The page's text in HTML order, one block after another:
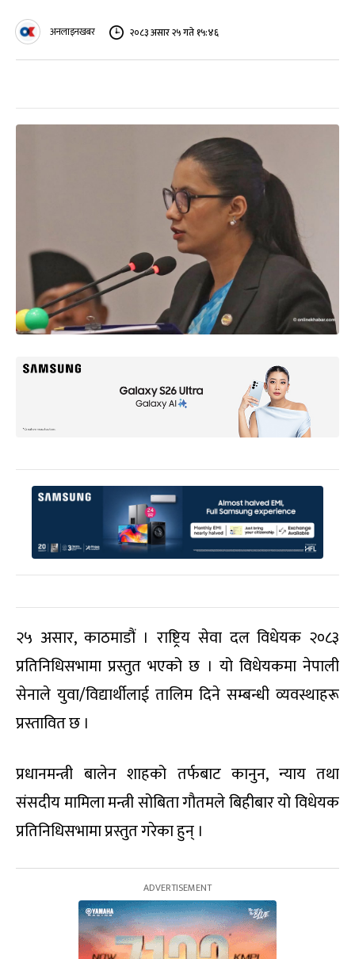
अनलाइनखबर २०८३ असार २५ गते १५:४६
२५ असार, काठमाडौं । राष्ट्रिय सेवा दल विधेयक २०८३
प्रतिनिधिसभामा प्रस्तुत भएको छ । यो विधेयकमा नेपाली
सेनाले युवा/विद्यार्थीलाई तालिम दिने सम्बन्धी व्यवस्थाहरू
प्रस्तावित छ ।
प्रधानमन्त्री बालेन शाहको तर्फबाट कानुन, न्याय तथा
संसदीय मामिला मन्त्री सोबिता गौतमले बिहीबार यो विधेयक
प्रतिनिधिसभामा प्रस्तुत गरेका हुन् ।